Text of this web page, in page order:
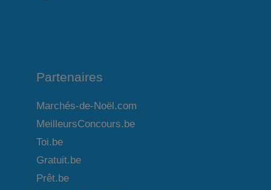
Partenaires
Marchés-de-Noël.com
MeilleursConcours.be
Toi.be
Gratuit.be
Prêt.be